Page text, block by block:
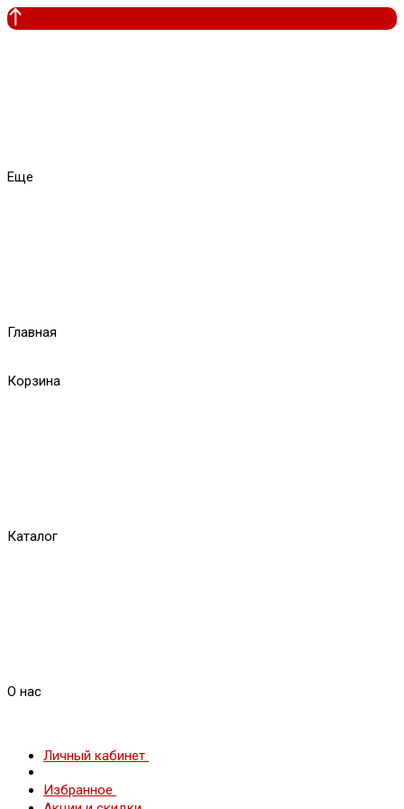
Еще
Главная
Корзина
Каталог
О нас
Личный кабинет
Избранное